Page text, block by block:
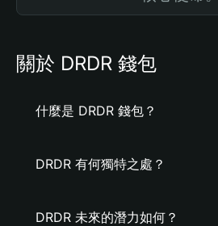
關於 DRDR 錢包
什麼是 DRDR 錢包？
DRDR 有何獨特之處？
DRDR 未來的潛力如何？